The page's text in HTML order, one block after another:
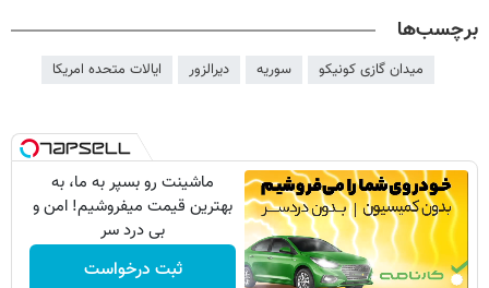
برچسب‌ها
میدان گازی کونیکو سوریه دیرالزور ایالات متحده امریکا
ماشینت رو بسپر به ما، به
بهترین قیمت میفروشیم! امن و
بی درد سر
ثبت درخواست